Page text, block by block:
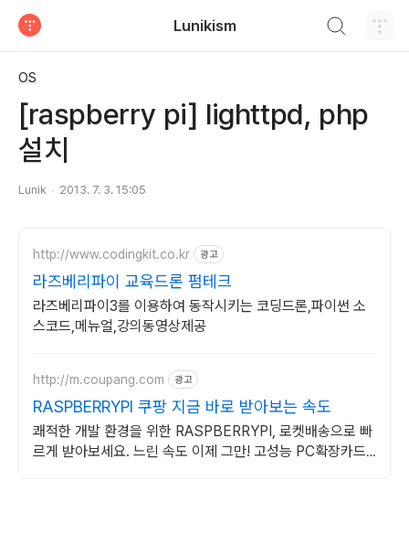
Lunikism
OS
[raspberry pi] lighttpd, php
설치
Lunik 2013. 7. 3. 15:05
http://www.codingkit.co.kr 광고
라즈베리파이 교육드론 펌테크
라즈베리파이3를 이용하여 동작시키는 코딩드론,파이썬 소
스코드,메뉴얼,강의동영상제공
http://m.coupang.com 광고
RASPBERRYPI 쿠팡 지금 바로 받아보는 속도
쾌적한 개발 환경을 위한 RASPBERRYPI, 로켓배송으로 빠
르게 받아보세요. 느린 속도 이제 그만! 고성능 PC확장카드,